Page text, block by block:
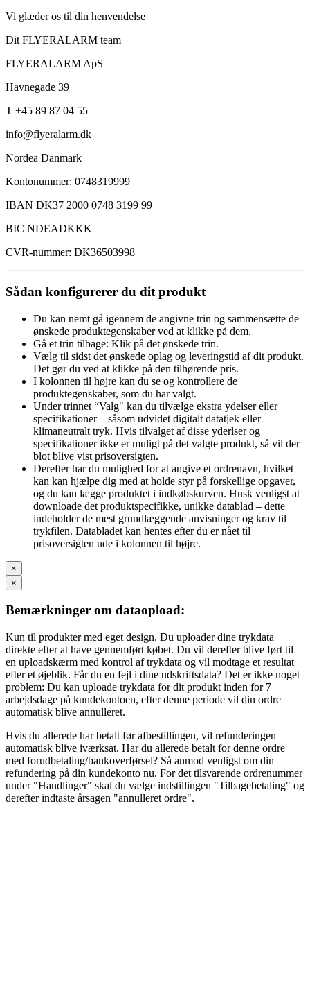
Vi glæder os til din henvendelse
Dit FLYERALARM team
FLYERALARM ApS
Havnegade 39
T +45 89 87 04 55
info@flyeralarm.dk
Nordea Danmark
Kontonummer: 0748319999
IBAN DK37 2000 0748 3199 99
BIC NDEADKKK
CVR-nummer: DK36503998
Sådan konfigurerer du dit produkt
Du kan nemt gå igennem de angivne trin og sammensætte de
ønskede produktegenskaber ved at klikke på dem.
Gå et trin tilbage: Klik på det ønskede trin.
Vælg til sidst det ønskede oplag og leveringstid af dit produkt.
Det gør du ved at klikke på den tilhørende pris.
I kolonnen til højre kan du se og kontrollere de
produktegenskaber, som du har valgt.
Under trinnet “Valg" kan du tilvælge ekstra ydelser eller
specifikationer – såsom udvidet digitalt datatjek eller
klimaneutralt tryk. Hvis tilvalget af disse yderlser og
specifikationer ikke er muligt på det valgte produkt, så vil der
blot blive vist prisoversigten.
Derefter har du mulighed for at angive et ordrenavn, hvilket
kan kan hjælpe dig med at holde styr på forskellige opgaver,
og du kan lægge produktet i indkøbskurven. Husk venligst at
downloade det produktspecifikke, unikke datablad – dette
indeholder de mest grundlæggende anvisninger og krav til
trykfilen. Databladet kan hentes efter du er nået til
prisoversigten ude i kolonnen til højre.
×
×
Bemærkninger om dataopload:
Kun til produkter med eget design. Du uploader dine trykdata
direkte efter at have gennemført købet. Du vil derefter blive ført til
en uploadskærm med kontrol af trykdata og vil modtage et resultat
efter et øjeblik. Får du en fejl i dine udskriftsdata? Det er ikke noget
problem: Du kan uploade trykdata for dit produkt inden for 7
arbejdsdage på kundekontoen, efter denne periode vil din ordre
automatisk blive annulleret.
Hvis du allerede har betalt før afbestillingen, vil refunderingen
automatisk blive iværksat. Har du allerede betalt for denne ordre
med forudbetaling/bankoverførsel? Så anmod venligst om din
refundering på din kundekonto nu. For det tilsvarende ordrenummer
under "Handlinger" skal du vælge indstillingen "Tilbagebetaling" og
derefter indtaste årsagen "annulleret ordre".